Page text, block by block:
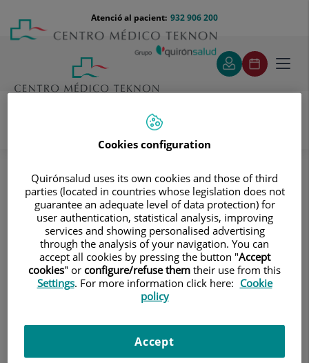
contingut
Menú
teléfono
cabecera
932 906 200
Atenció al pacient:
Cirurgia maxil·lofacial Coneix els nostres equips
Coneix els nostres equips
El valor diferencial es troba en els
professionals que els integren
Instituto Maxilofacial - Prof. Hernández Alfaro
Instituto Maxilofacial - Unidad de Odontología avanzada
Anar al consultori
Cookies configuration
Quirónsalud uses its own cookies and those of third
parties (located in countries whose legislation does not
guarantee an adequate level of data protection) for
user authentication, statistical analysis, improving
services and showing personalised advertising
through the analysis of your navigation. You can
accept all cookies by pressing the button "Accept
cookies" or configure/refuse them their use from this
Settings. For more information click here: Cookie
policy
Accept